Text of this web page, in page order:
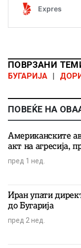
ПОВРЗАНИ
БУГАРИЈА |
ПОВЕЌЕ НА
Американските
акт на агресија,
пред 1 нед.
Иран упати
до Бугарија
пред 2 нед.